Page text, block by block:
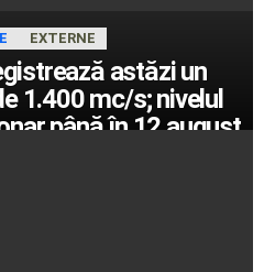
EXTERNE
astăzi un
1.400 mc/s; nivelul
până în 12 august